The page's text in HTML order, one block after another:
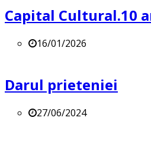
Capital Cultural.10
16/01/2026
Darul prieteniei
27/06/2024